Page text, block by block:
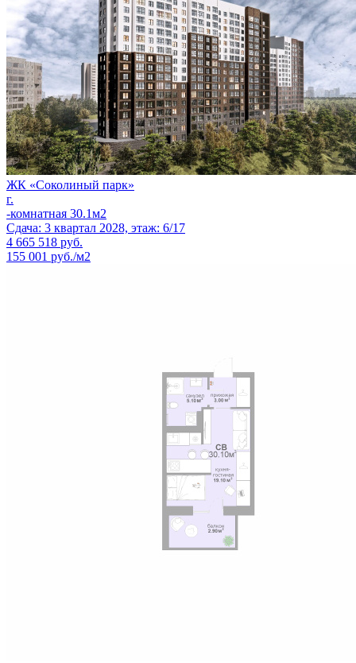
ЖК «Соколиный парк»
г.
-комнатная 30.1м2
Сдача: 3 квартал 2028, этаж: 6/17
4 665 518 руб.
155 001 руб./м2